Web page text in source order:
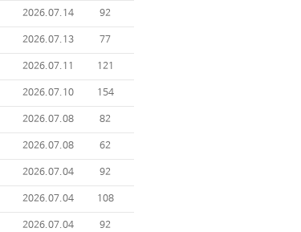
2026.07.14 92
2026.07.13 77
2026.07.11 121
2026.07.10 154
2026.07.08 82
2026.07.08 62
2026.07.04 92
2026.07.04 108
2026.07.04 92